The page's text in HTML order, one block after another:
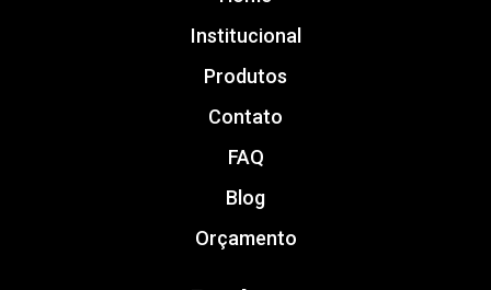
Institucional
Produtos
Contato
FAQ
Blog
Orçamento